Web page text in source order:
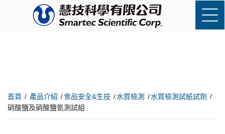
首頁 產品介紹 食品安全&生技 水質檢測
水質檢測試紙試劑
硝酸鹽及硝酸鹽氮測試組